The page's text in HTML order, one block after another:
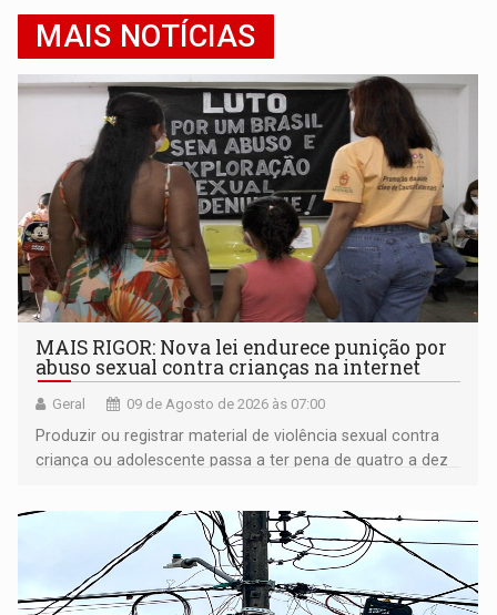
MAIS NOTÍCIAS
MAIS RIGOR: Nova lei endurece punição por
abuso sexual contra crianças na internet
Geral 09 de Agosto de 2026 às 07:00
Produzir ou registrar material de violência sexual contra
criança ou adolescente passa a ter pena de quatro a dez